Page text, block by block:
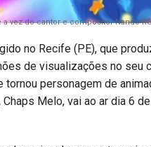
vez do cantor e compositor Nando
no Recife (PE), que
de visualizações no seu
personagem de
Melo, vai ao ar dia 6